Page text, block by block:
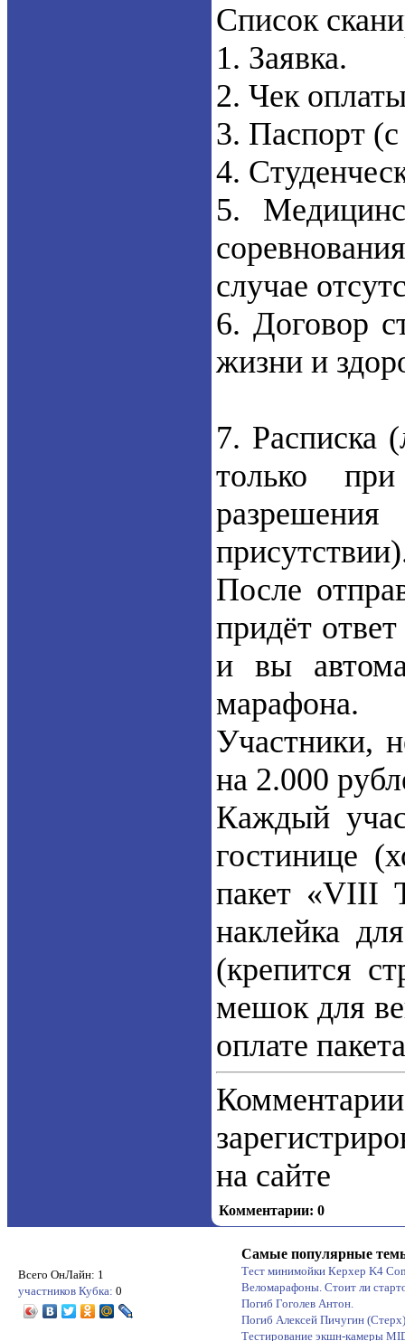
Список
1. Заявка.
2. Чек
3. Паспорт
4.
5.
случае
6. Договор
жизни и
7. Расписка
только
После
придёт
и вы
марафона.
Участники,
на 2.000
Каждый
гостинице
пакет «VIII
наклейка
(крепится
мешок для
оплате
на сайте
Комментарии: 0
Всего ОнЛайн: 1
участников Кубка: 0
Самые популярные
Тест минимойки Керхер K4
Веломарафоны. Стоит ли
Погиб Гоголев Антон.
Погиб Алексей Пичугин (Стерх)
Тестирование экшн-камеры